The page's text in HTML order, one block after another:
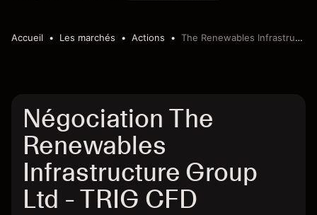
Accueil Les marchés Actions The Renewables Infrastructure Group Ltd
Négociation The
Renewables
Infrastructure Group
Ltd - TRIG CFD